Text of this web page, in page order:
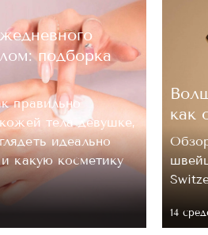
подборка
правильно
тела девушке,
идеально
какую косметику
как
14